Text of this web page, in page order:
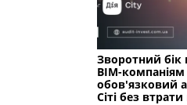
Зворотний бік
BIM-
обов'язковий
Сіті без втрати